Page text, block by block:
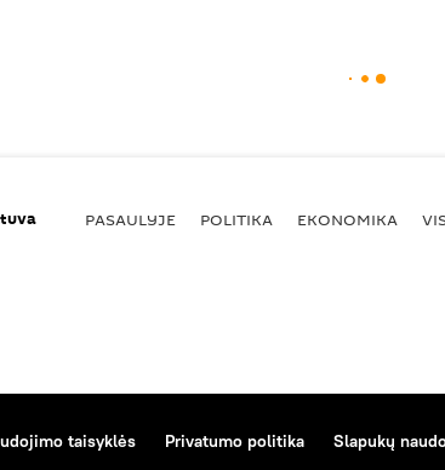
PASAULYJE POLITIKA EKONOMIKA
taisyklės Privatumo politika Slapukų